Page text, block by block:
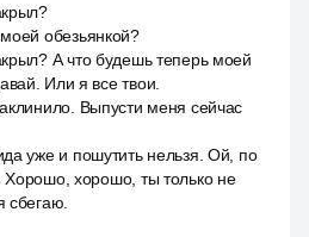
обезьянкой?
А что будешь теперь моей
Или я все твои.
Выпусти меня сейчас
уже и пошутить нельзя. Ой, по
Хорошо, хорошо, ты только не
сбегаю.